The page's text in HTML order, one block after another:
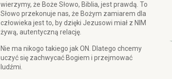
wierzymy, że Boże Słowo, Biblia, jest prawdą. To
Słowo przekonuje nas, że Bożym zamiarem dla
człowieka jest to, by dzięki Jezusowi miał z NIM
żywą, autentyczną relację.
Nie ma nikogo takiego jak ON. Dlatego chcemy
uczyć się zachwycać Bogiem i przejmować
ludźmi.